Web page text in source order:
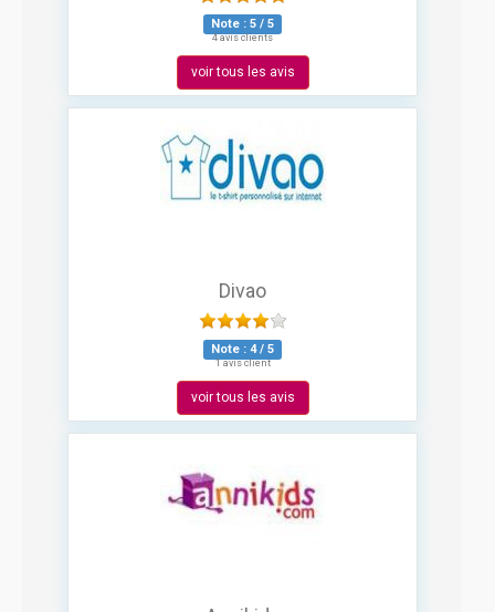
Note : 5 / 5
4 avis clients
voir tous les avis
Divao
Note : 4/ 5
1 avis client
voir tous les avis